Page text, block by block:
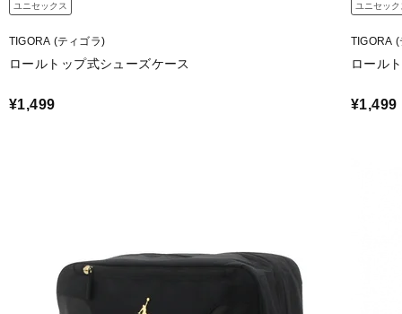
ユニセックス
TIGORA (ティゴラ)
ロールトップ式シューズケース
¥1,499
ユニセック
TIGORA
ロール
¥1,499